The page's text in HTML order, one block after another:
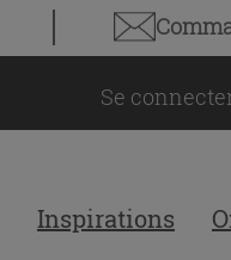
Se
Inspirations